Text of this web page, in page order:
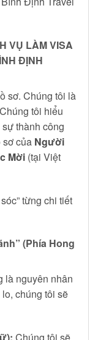
VỤ LÀM VISA
ĐỊNH
sơ. Chúng tôi là
tôi hiểu
thành công
sơ của Người
Mời (tại Việt
từng chi tiết
(Phía Hong
là nguyên nhân
chúng tôi sẽ